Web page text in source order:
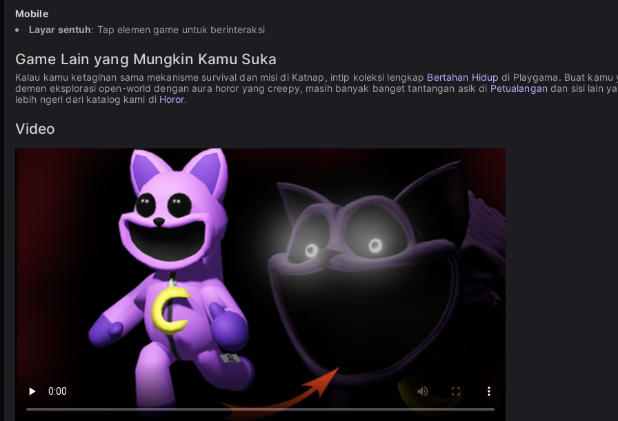
Mobile
Layar sentuh: Tap elemen game untuk berinteraksi
Game Lain yang Mungkin Kamu Suka
Kalau kamu ketagihan sama mekanisme survival dan misi di Katnap, intip koleksi lengkap Bertahan Hidup di Playgama. Buat kamu
demen eksplorasi open-world dengan aura horor yang creepy, masih banyak banget tantangan asik di Petualangan dan sisi lain
lebih ngeri dari katalog kami di Horor.
Video